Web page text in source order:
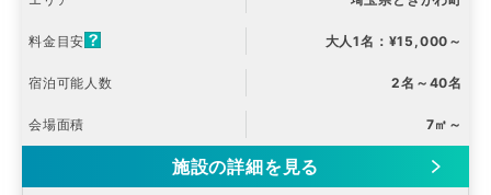
料金目安 大人1名：¥15,000～
宿泊可能人数 2名～40名
会場面積 7㎡～
施設の詳細を見る